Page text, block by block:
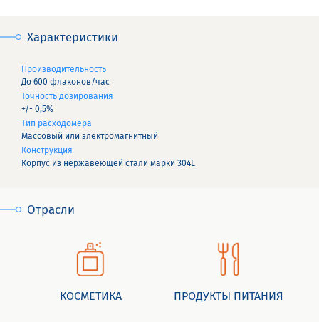
Характеристики
Производительность
До 600 флаконов/час
Точность дозирования
+/- 0,5%
Тип расходомера
Массовый или электромагнитный
Конструкция
Корпус из нержавеющей стали марки 304L
Отрасли
КОСМЕТИКА ПРОДУКТЫ ПИТАНИЯ